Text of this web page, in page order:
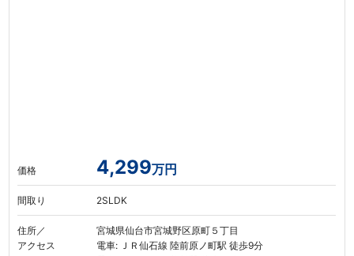
価格 4,299万円
間取り 2SLDK
住所／
アクセス
宮城県仙台市宮城野区原町５丁目
電車: ＪＲ仙石線 陸前原ノ町駅 徒歩9分